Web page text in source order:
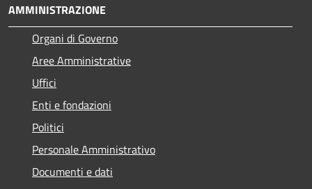
AMMINISTRAZIONE
Organi di Governo
Aree Amministrative
Uffici
Enti e fondazioni
Politici
Personale Amministrativo
Documenti e dati